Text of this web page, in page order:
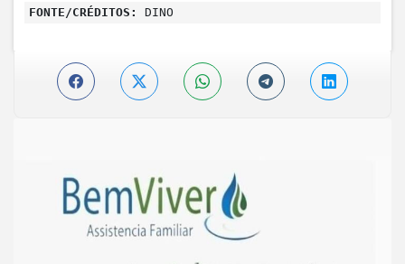
FONTE/CRÉDITOS: DINO